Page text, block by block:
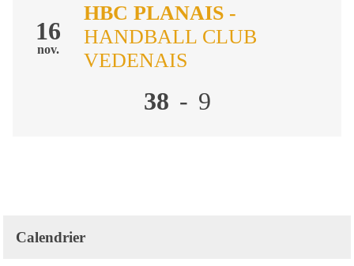
16
nov.
HBC PLANAIS -
HANDBALL CLUB
VEDENAIS
38 - 9
Calendrier